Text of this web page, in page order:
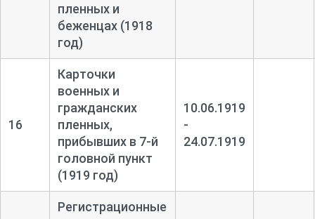
пленных и
беженцах (1918
год)
16
Карточки
военных и
гражданских
пленных,
прибывших в 7-й
головной пункт
(1919 год)
10.06.1919
-
24.07.1919
Регистрационные